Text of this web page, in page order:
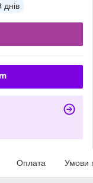
днів
Оплата Умови